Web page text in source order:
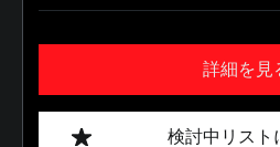
詳細を見
検討中リスト